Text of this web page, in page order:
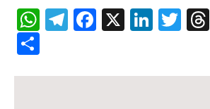
WhatsApp
Telegram
Facebook
X